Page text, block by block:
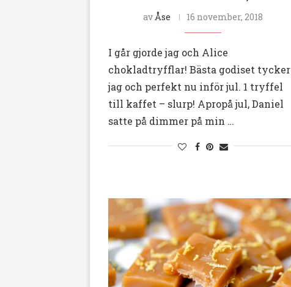
av Åse 16 november, 2018
I går gjorde jag och Alice
chokladtryfflar! Bästa godiset tycker
jag och perfekt nu inför jul. 1 tryffel
till kaffet – slurp! Apropå jul, Daniel
satte på dimmer på min …